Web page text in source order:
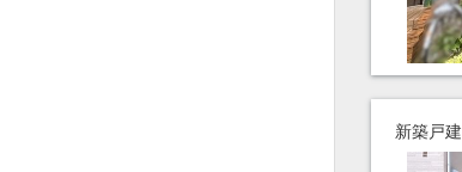
新築戸建